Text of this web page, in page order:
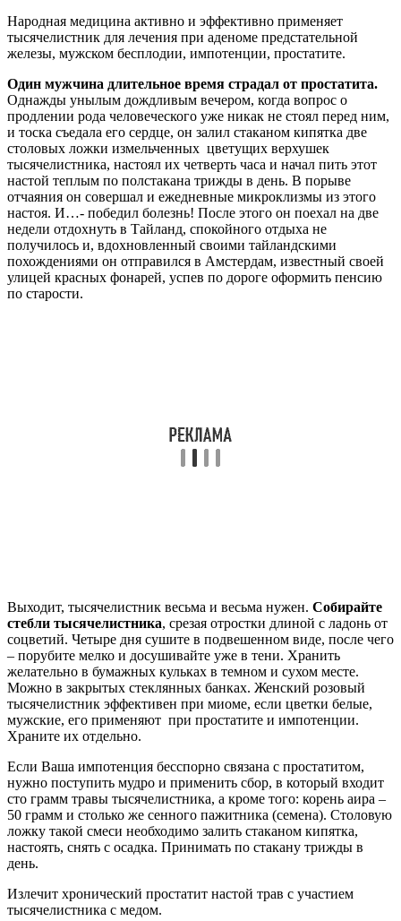
Народная медицина активно и эффективно применяет
тысячелистник для лечения при аденоме предстательной
железы, мужском бесплодии, импотенции, простатите.
Один мужчина длительное время страдал от простатита.
Однажды унылым дождливым вечером, когда вопрос о
продлении рода человеческого уже никак не стоял перед ним,
и тоска съедала его сердце, он залил стаканом кипятка две
столовых ложки измельченных цветущих верхушек
тысячелистника, настоял их четверть часа и начал пить этот
настой теплым по полстакана трижды в день. В порыве
отчаяния он совершал и ежедневные микроклизмы из этого
настоя. И…- победил болезнь! После этого он поехал на две
недели отдохнуть в Тайланд, спокойного отдыха не
получилось и, вдохновленный своими тайландскими
похождениями он отправился в Амстердам, известный своей
улицей красных фонарей, успев по дороге оформить пенсию
по старости.
Выходит, тысячелистник весьма и весьма нужен. Собирайте
стебли тысячелистника, срезая отростки длиной с ладонь от
соцветий. Четыре дня сушите в подвешенном виде, после чего
– порубите мелко и досушивайте уже в тени. Хранить
желательно в бумажных кульках в темном и сухом месте.
Можно в закрытых стеклянных банках. Женский розовый
тысячелистник эффективен при миоме, если цветки белые,
мужские, его применяют при простатите и импотенции.
Храните их отдельно.
Если Ваша импотенция бесспорно связана с простатитом,
нужно поступить мудро и применить сбор, в который входит
сто грамм травы тысячелистника, а кроме того: корень аира –
50 грамм и столько же сенного пажитника (семена). Столовую
ложку такой смеси необходимо залить стаканом кипятка,
настоять, снять с осадка. Принимать по стакану трижды в
день.
Излечит хронический простатит настой трав с участием
тысячелистника с медом.